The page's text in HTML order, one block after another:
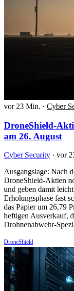
vor 23 Min. · Cyber
DroneShield-
am 26. August
Cyber Security · vor
Ausgangslage: Nach
DroneShield-Aktien
und geben damit
Erholungsphase fast
das Papier um 26,79
heftigen Ausverkauf,
Drohnenabwehr-
DroneShield